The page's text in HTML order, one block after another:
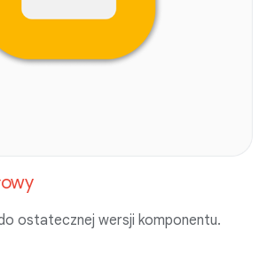
ostatecznej wersji komponentu.